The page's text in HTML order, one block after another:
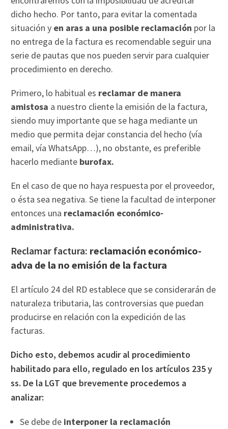
dicho hecho. Por tanto, para evitar la comentada
situación y en aras a una posible reclamación por la
no entrega de la factura es recomendable seguir una
serie de pautas que nos pueden servir para cualquier
procedimiento en derecho.
Primero, lo habitual es reclamar de manera
amistosa a nuestro cliente la emisión de la factura,
siendo muy importante que se haga mediante un
medio que permita dejar constancia del hecho (vía
email, vía WhatsApp…), no obstante, es preferible
hacerlo mediante burofax.
En el caso de que no haya respuesta por el proveedor,
o ésta sea negativa. Se tiene la facultad de interponer
entonces una reclamación económico-
administrativa.
Reclamar factura: reclamación económico-
adva de la no emisión de la factura
El artículo 24 del RD establece que se considerarán de
naturaleza tributaria, las controversias que puedan
producirse en relación con la expedición de las
facturas.
Dicho esto, debemos acudir al procedimiento
habilitado para ello, regulado en los artículos 235 y
ss. De la LGT que brevemente procedemos a
analizar:
Se debe de interponer la reclamación